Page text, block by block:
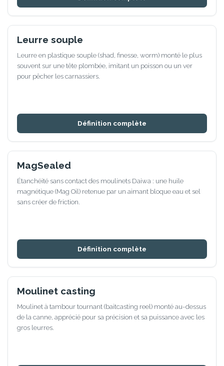
Leurre souple
Leurre en plastique souple (shad, finesse, worm) monté le plus
souvent sur une tête plombée, imitant un poisson ou un ver
pour pêcher les carnassiers.
Définition complète
MagSealed
Étanchéité sans contact des moulinets Daiwa : une huile
magnétique (Mag Oil) retenue par un aimant bloque eau et sel
sans créer de friction.
Définition complète
Moulinet casting
Moulinet à tambour tournant (baitcasting reel) monté au-dessus
de la canne, apprécié pour sa précision et sa puissance avec les
gros leurres.